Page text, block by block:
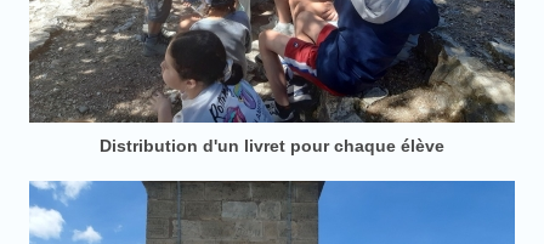
Distribution d'un livret pour chaque élève